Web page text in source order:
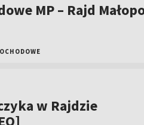
MP – Rajd
w Rajdzie